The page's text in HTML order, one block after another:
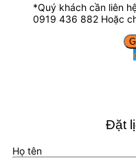
*Quý khách cần liên
0919 436 882 Hoặc
Đặt
Họ tên